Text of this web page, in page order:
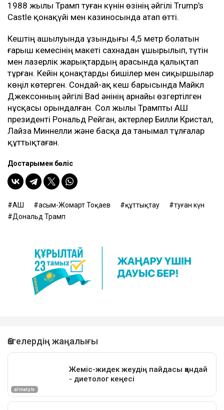
1988 жылы Трамп туған күнін өзінің әйгілі Trump’s
Castle қонақүйі мен казиносында атап өтті.
Кештің ашылуында ұзындығы 4,5 метр болатын
ғарыш кемесінің макеті сахнадан ұшырылып, түтін
мен лазерлік жарықтардың арасында қалықтап
тұрған. Кейін қонақтарды бишілер мен сиқыршылар
көңіл көтерген. Сондай-ақ кеш барысында Майкл
Джексонның әйгілі Bad әнінің арнайы өзгертілген
нұсқасы орындалған. Сол жылы Трампты АҚШ
президенті Рональд Рейган, актерлер Билли Кристал,
Лайза Миннелли және басқа да танымал тұлғалар
құттықтаған.
Достарыңмен бөліс
АҚШ Қасым-Жомарт Тоқаев құттықтау
туған күн
Дональд Трамп